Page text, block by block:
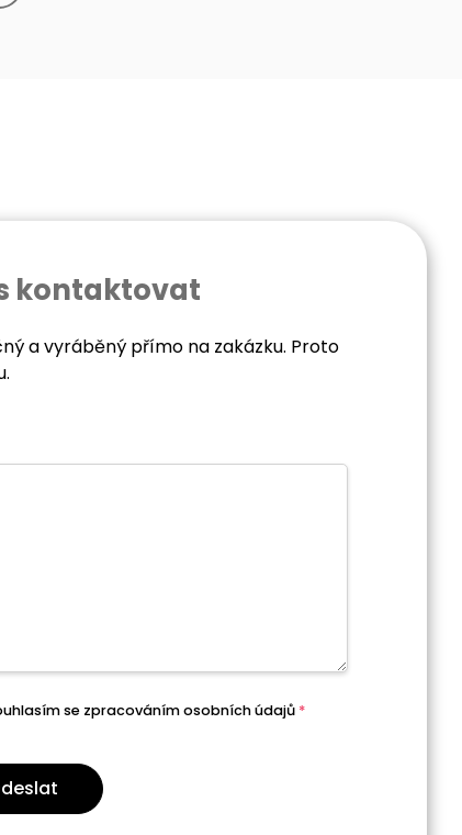
kontaktovat
a vyráběný přímo na zakázku. Proto
se zpracovánímosobních údajů *